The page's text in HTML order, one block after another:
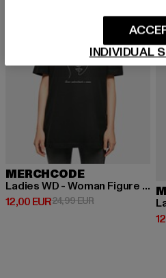
MERCHCODE
Ladies WD - Woman Figure Oversized Boyfriend
12,00 EUR
Derzeitiger Preis: 12,00 EUR
24,99 EURAktionspreis:
INDIVIDUAL